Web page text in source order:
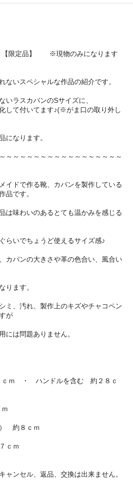
【限定品】 ※現物のみになります
ないスペシャルな作品の紹介です。
いラスカバンのSサイズに、
して付いてます♪(※がま口の取り外し
になります。
～～～～～～～～～～～～～～～～～
イドで作る靴、カバンを製作している
品です。
は味わいのあるとても温かみを感じる
らいでちょうど使えるサイズ感♪
カバンの大きさや革の色合い、風合い
ります。
ミ、汚れ、製作上のキズやチャコペン
が
には問題ありません。
・ ハンドルを含む 約２８ｃ
ｍ
約８ｃｍ
７ｃｍ
ャンセル、返品、交換は出来ません。